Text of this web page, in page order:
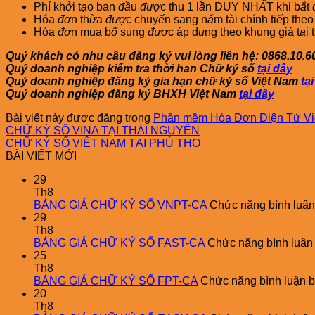
Phí khởi tạo ban đầu được thu 1 l ần DUY NHẤT khi bắt
Hóa đơn thừa được chuyển sang năm tài chính tiếp theo
Hóa đơn mua bổsung được áp dụng theo khung giá tại
Quý khách có nhu cầu đăng ký vui lòng liên hệ:
Quý doanh nghiệp kiểm tra thời han Chữ ký số tại đây
Quý doanh nghiệp đăng ký gia hạn chữ ký số Việt Nam
Quý doanh nghiệp đăng ký BHXH Việt Nam tại đây
Bài viết này được đăng trong Phần mềm Hóa Đơn Điện Tử
CHỮ KÝ SỐ VINA TẠI THÁI NGUYÊN
CHỮ KÝ SỐ VIỆT NAM TẠI PHÚ THỌ
BÀI VIẾT MỚI
29
Th8
BẢNG GIÁ CHỮ KÝ SỐ VNPT-CA Chức năng bình
29
Th8
BẢNG GIÁ CHỮ KÝ SỐ FAST-CA Chức năng bình luận
25
Th8
BẢNG GIÁ CHỮ KÝ SỐ FPT-CA Chức năng bình luận
20
Th8